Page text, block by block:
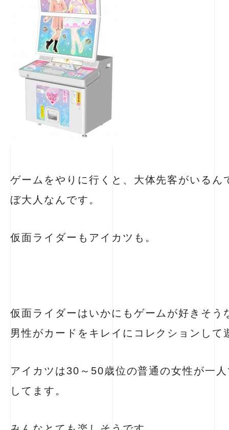
ゲームをやりに行くと、大体先客がいるん
ぼ大人なんです。
仮面ライダーもアイカツも。
仮面ライダーはいかにもゲームが好きそう
男性がカードをキレイにコレクションして
アイカツは30～50歳位の普通の女性が一
してます。